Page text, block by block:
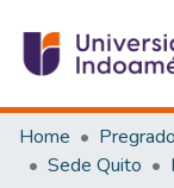
Communities &
All of DSpace
Home Pregrado
Sede Quito